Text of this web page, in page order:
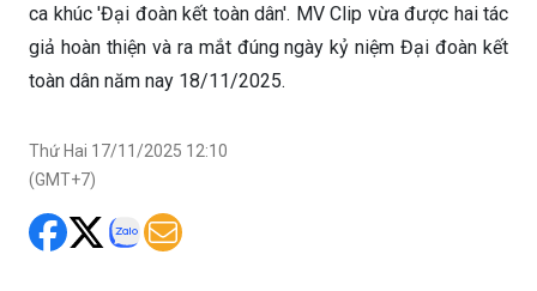
ca khúc 'Đại đoàn kết toàn dân'. MV Clip vừa được hai tác
giả hoàn thiện và ra mắt đúng ngày kỷ niệm Đại đoàn kết
toàn dân năm nay 18/11/2025.
Thứ Hai 17/11/2025 12:10
(GMT+7)